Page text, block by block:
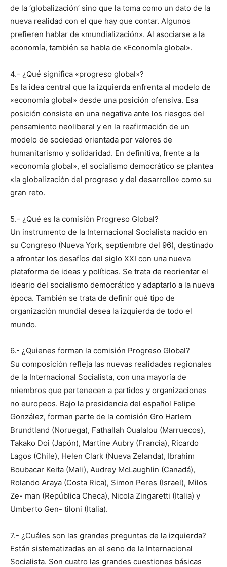
de la ‘globalización’ sino que la toma como un dato de la
nueva realidad con el que hay que contar. Algunos
prefieren hablar de «mundialización». Al asociarse a la
economía, también se habla de «Economía global».
4.- ¿Qué significa «progreso global»?
Es la idea central que la izquierda enfrenta al modelo de
«economía global» desde una posición ofensiva. Esa
posición consiste en una negativa ante los riesgos del
pensamiento neoliberal y en la reafirmación de un
modelo de sociedad orientada por valores de
humanitarismo y solidaridad. En definitiva, frente a la
«economía global», el socialismo democrático se plantea
«la globalización del progreso y del desarrollo» como su
gran reto.
5.- ¿Qué es la comisión Progreso Global?
Un instrumento de la Internacional Socialista nacido en
su Congreso (Nueva York, septiembre del 96), destinado
a afrontar los desafíos del siglo XXI con una nueva
plataforma de ideas y políticas. Se trata de reorientar el
ideario del socialismo democrático y adaptarlo a la nueva
época. También se trata de definir qué tipo de
organización mundial desea la izquierda de todo el
mundo.
6.- ¿Quienes forman la comisión Progreso Global?
Su composición refleja las nuevas realidades regionales
de la Internacional Socialista, con una mayoría de
miembros que pertenecen a partidos y organizaciones
no europeos. Bajo la presidencia del español Felipe
González, forman parte de la comisión Gro Harlem
Brundtland (Noruega), Fathallah Oualalou (Marruecos),
Takako Doi (Japón), Martine Aubry (Francia), Ricardo
Lagos (Chile), Helen Clark (Nueva Zelanda), Ibrahim
Boubacar Keita (Mali), Audrey McLaughlin (Canadá),
Rolando Araya (Costa Rica), Simon Peres (Israel), Milos
Ze- man (República Checa), Nicola Zingaretti (Italia) y
Umberto Gen- tiloni (Italia).
7.- ¿Cuáles son las grandes preguntas de la izquierda?
Están sistematizadas en el seno de la Internacional
Socialista. Son cuatro las grandes cuestiones básicas